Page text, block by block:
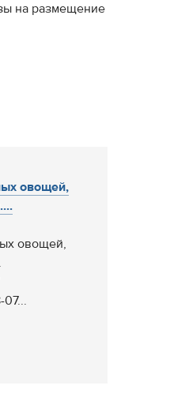
на размещение
овощей,
овощей,
07...